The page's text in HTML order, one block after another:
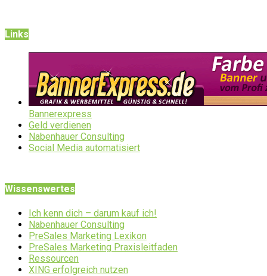
Links
Bannerexpress
Geld verdienen
Nabenhauer Consulting
Social Media automatisiert
Wissenswertes
Ich kenn dich – darum kauf ich!
Nabenhauer Consulting
PreSales Marketing Lexikon
PreSales Marketing Praxisleitfaden
Ressourcen
XING erfolgreich nutzen